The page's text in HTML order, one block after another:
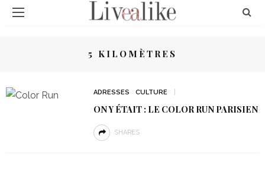
5 KILOMÈTRES
ADRESSES CULTURE
ON Y ÉTAIT : LE COLOR RUN PARISIEN
SHARES